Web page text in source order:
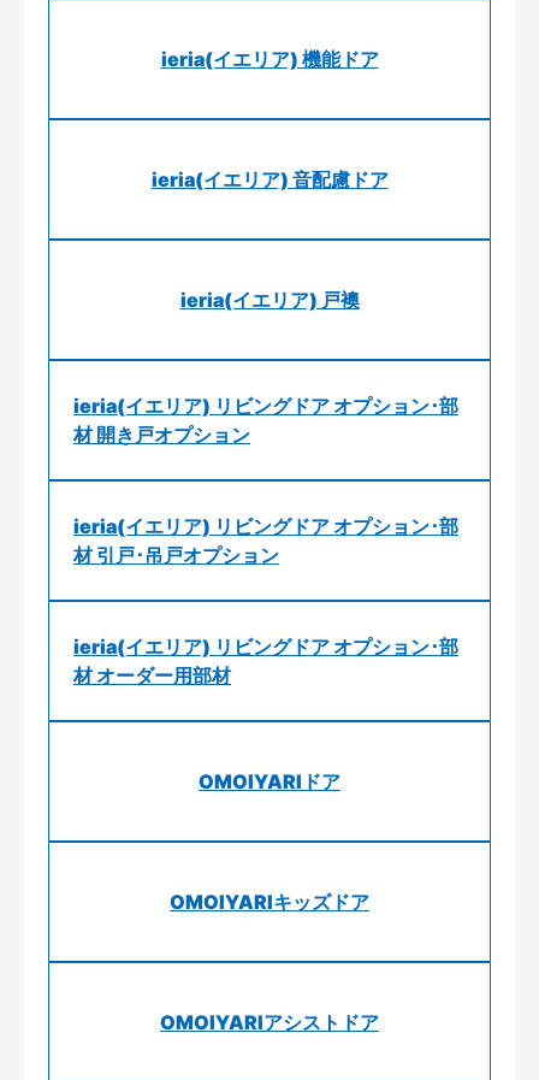
ieria(イエリア) 機能ドア
ieria(イエリア) 音配慮ドア
ieria(イエリア) 戸襖
ieria(イエリア) リビングドア オプション･部
材 開き戸オプション
ieria(イエリア) リビングドア オプション･部
材 引戸･吊戸オプション
ieria(イエリア) リビングドア オプション･部
材 オーダー用部材
OMOIYARIドア
OMOIYARIキッズドア
OMOIYARIアシストドア